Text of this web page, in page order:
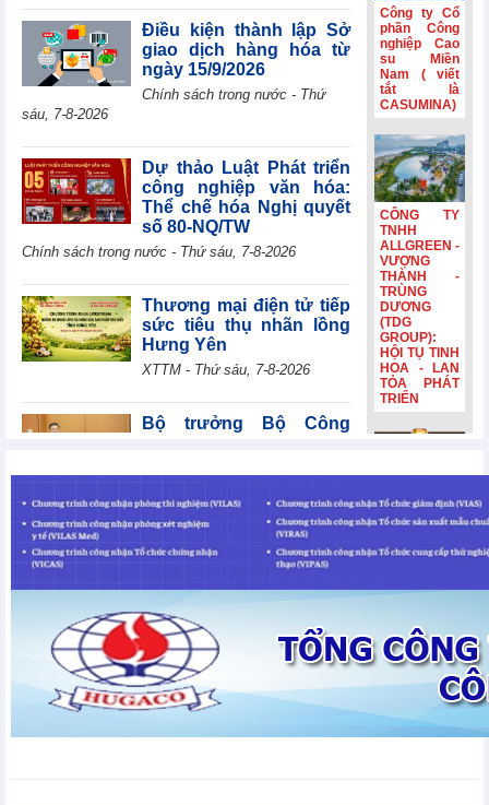
chất lượng cao
Hoạt động sản
xuất của Hoa Kỳ
đạt mức cao nhất
trong hơn bốn
Phiên họp
Chính phủ
thường kỳ tháng
7: Xuất nhập
khẩu ước đạt
659,6 tỷ USD,
tăng 28,1%
Điều kiện thành lập Sở
giao dịch hàng hóa từ
ngày 15/9/2026
Chính sách trong nước - Thứ
sáu, 7-8-2026
Dự thảo Luật Phát triển
công nghiệp văn hóa:
Thể chế hóa Nghị quyết
số 80-NQ/TW
Chính sách trong nước - Thứ sáu, 7-8-2026
Thương mại điện tử tiếp
sức tiêu thụ nhãn lồng
Hưng Yên
XTTM - Thứ sáu, 7-8-2026
Bộ trưởng Bộ Công
dự án Luật Dầu khí (sửa đổi)
TIN BỘ CÔNG THƯƠNG - Thứ sáu, 7-8-2026
Ban Nha tăng trưởng
mạnh nhất trong hơn 3
năm
Tin kinh tế thế giới - Thứ sáu, 7-8-2026
Ngành sản xuất của Ấn
Độ cải thiện chậm
Công ty Cổ
phần Công
nghiệp Cao
su Miền
Nam ( viết
tắt là
CASUMINA)
CÔNG TY
TNHH
ALLGREEN -
VƯỢNG
THÀNH -
TRÙNG
DƯƠNG
(TDG
GROUP):
HỘI TỤ TINH
HOA - LAN
TỎA PHÁT
TRIỂN
Bia Hà Nội
diện, tiếp
nối hành
hơn 132
diện, tiếp
trình lịch sử
hơn 132
năm